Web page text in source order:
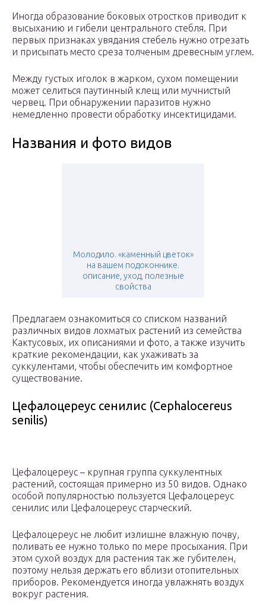
Иногда образование боковых отростков приводит к
высыханию и гибели центрального стебля. При
первых признаках увядания стебель нужно отрезать
и присыпать место среза толченым древесным углем.
Между густых иголок в жарком, сухом помещении
может селиться паутинный клещ или мучнистый
червец. При обнаружении паразитов нужно
немедленно провести обработку инсектицидами.
Названия и фото видов
Молодило. «каменный цветок»
на вашем подоконнике.
описание, уход, полезные
свойства
Предлагаем ознакомиться со списком названий
различных видов лохматых растений из семейства
Кактусовых, их описаниями и фото, а также изучить
краткие рекомендации, как ухаживать за
суккулентами, чтобы обеспечить им комфортное
существование.
Цефалоцереус сенилис (Cephalocereus
senilis)
Цефалоцереус – крупная группа суккулентных
растений, состоящая примерно из 50 видов. Однако
особой популярностью пользуется Цефалоцереус
сенилис или Цефалоцереус старческий.
Цефалоцереус не любит излишне влажную почву,
поливать ее нужно только по мере просыхания. При
этом сухой воздух для растения так же губителен,
поэтому нельзя держать его вблизи отопительных
приборов. Рекомендуется иногда увлажнять воздух
вокруг растения.